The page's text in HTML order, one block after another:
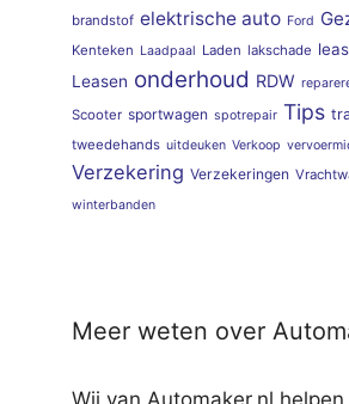
brandstof elektrische auto Ford
Kenteken Laadpaal Laden lakschade
Leasen onderhoud RDW
Scooter sportwagen spotrepair Tips
tweedehands uitdeuken Verkoop
Verzekering Verzekeringen
winterbanden
Meer weten over
Wij van Automaker.nl